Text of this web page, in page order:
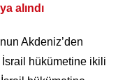
alındı
Akdeniz’den
hükümetine ikili